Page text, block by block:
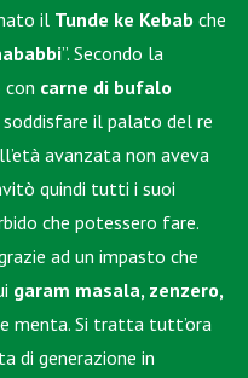
il Tunde ke Kebab che
”. Secondo la
con carne di bufalo
il palato del re
avanzata non aveva
quindi tutti i suoi
che potessero fare.
ad un impasto che
garam masala, zenzero,
e menta. Si tratta tutt’ora
di generazione in